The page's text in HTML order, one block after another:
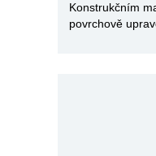
Konstrukčním
povrchově